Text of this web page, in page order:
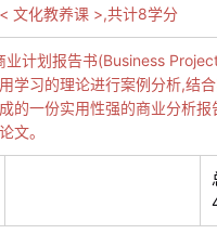
文化教养课 >,共计8学分
业计划报告书(Business
学习的理论进行案例分析,结
的一份实用性强的商业分析报
文。